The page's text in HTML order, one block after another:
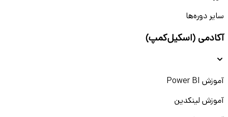
سایر دوره‌ها
آکادمی (اسکیل‌کمپ)
آموزش Power BI
آموزش لینکدین